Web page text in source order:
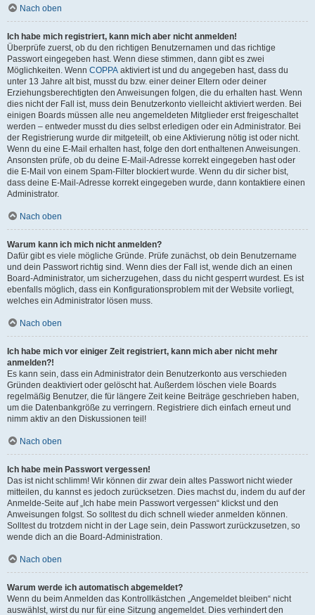
Nach oben
Ich habe mich registriert, kann mich aber nicht anmelden!
Überprüfe zuerst, ob du den richtigen Benutzernamen und das richtige
Passwort eingegeben hast. Wenn diese stimmen, dann gibt es zwei
Möglichkeiten. Wenn COPPA aktiviert ist und du angegeben hast, dass du
unter 13 Jahre alt bist, musst du bzw. einer deiner Eltern oder deiner
Erziehungsberechtigten den Anweisungen folgen, die du erhalten hast. Wenn
dies nicht der Fall ist, muss dein Benutzerkonto vielleicht aktiviert werden. Bei
einigen Boards müssen alle neu angemeldeten Mitglieder erst freigeschaltet
werden – entweder musst du dies selbst erledigen oder ein Administrator. Bei
der Registrierung wurde dir mitgeteilt, ob eine Aktivierung nötig ist oder nicht.
Wenn du eine E-Mail erhalten hast, folge den dort enthaltenen Anweisungen.
Ansonsten prüfe, ob du deine E-Mail-Adresse korrekt eingegeben hast oder
die E-Mail von einem Spam-Filter blockiert wurde. Wenn du dir sicher bist,
dass deine E-Mail-Adresse korrekt eingegeben wurde, dann kontaktiere einen
Administrator.
Nach oben
Warum kann ich mich nicht anmelden?
Dafür gibt es viele mögliche Gründe. Prüfe zunächst, ob dein Benutzername
und dein Passwort richtig sind. Wenn dies der Fall ist, wende dich an einen
Board-Administrator, um sicherzugehen, dass du nicht gesperrt wurdest. Es ist
ebenfalls möglich, dass ein Konfigurationsproblem mit der Website vorliegt,
welches ein Administrator lösen muss.
Nach oben
Ich habe mich vor einiger Zeit registriert, kann mich aber nicht mehr
anmelden?!
Es kann sein, dass ein Administrator dein Benutzerkonto aus verschieden
Gründen deaktiviert oder gelöscht hat. Außerdem löschen viele Boards
regelmäßig Benutzer, die für längere Zeit keine Beiträge geschrieben haben,
um die Datenbankgröße zu verringern. Registriere dich einfach erneut und
nimm aktiv an den Diskussionen teil!
Nach oben
Ich habe mein Passwort vergessen!
Das ist nicht schlimm! Wir können dir zwar dein altes Passwort nicht wieder
mitteilen, du kannst es jedoch zurücksetzen. Dies machst du, indem du auf der
Anmelde-Seite auf „Ich habe mein Passwort vergessen“ klickst und den
Anweisungen folgst. So solltest du dich schnell wieder anmelden können.
Solltest du trotzdem nicht in der Lage sein, dein Passwort zurückzusetzen, so
wende dich an die Board-Administration.
Nach oben
Warum werde ich automatisch abgemeldet?
Wenn du beim Anmelden das Kontrollkästchen „Angemeldet bleiben“ nicht
auswählst, wirst du nur für eine Sitzung angemeldet. Dies verhindert den